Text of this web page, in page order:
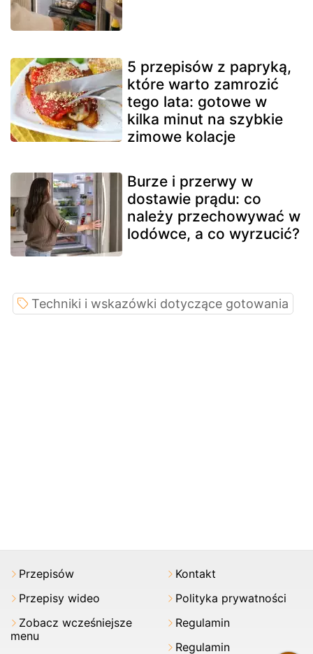
5 przepisów z papryką,
które warto zamrozić
tego lata: gotowe w
kilka minut na szybkie
zimowe kolacje
Burze i przerwy w
dostawie prądu: co
należy przechowywać w
lodówce, a co wyrzucić?
Techniki i wskazówki dotyczące gotowania
Przepisów
Przepisy wideo
Zobacz wcześniejsze
menu
Kontakt
Polityka prywatności
Regulamin
Regulamin